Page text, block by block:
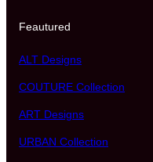
Feautured
ALT Designs
COUTURE Collection
ART Designs
URBAN Collection